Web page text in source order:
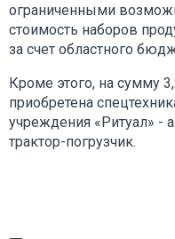
ограниченными
стоимость наборов
за счет областного
Кроме этого, на сумму
приобретена
учреждения «Ритуал» -
трактор-погрузчик.